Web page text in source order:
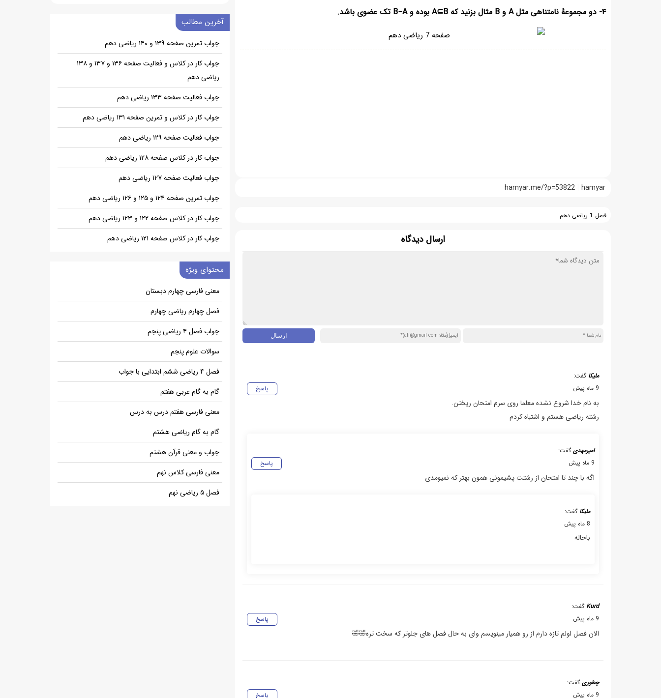
۴- دو مجموعهٔ نامتناهی مثل A و B مثال بزنید که A⊆B بوده و B−A تک عضوی باشد.
hamyar
hamyar.me/?p=53822
فصل 1 ریاضی دهم
ارسال دیدگاه
ملیکا گفت:
پاسخ
9 ماه پیش
به نام خدا شروع نشده معلما روی سرم امتحان ریختن.
رشته ریاضی هستم و اشتباه کردم
امیرمهدی گفت:
پاسخ
9 ماه پیش
اگه با چند تا امتحان از رشتت پشیمونی همون بهتر که نمیومدی
ملیکا گفت:
8 ماه پیش
باحاله
Kurd گفت:
پاسخ
9 ماه پیش
الان فصل اولم تازه دارم از رو همیار مینویسم وای به حال فصل های جلوتر که سخت تره🤣🤣
چطوری گفت:
پاسخ
9 ماه پیش
آخرین مطالب
جواب تمرین صفحه ۱۳۹ و ۱۴۰ ریاضی دهم
جواب کار در کلاس و فعالیت صفحه ۱۳۶ و ۱۳۷ و ۱۳۸
ریاضی دهم
جواب فعالیت صفحه ۱۳۳ ریاضی دهم
جواب کار در کلاس و تمرین صفحه ۱۳۱ ریاضی دهم
جواب فعالیت صفحه ۱۲۹ ریاضی دهم
جواب کار در کلاس صفحه ۱۲۸ ریاضی دهم
جواب فعالیت صفحه ۱۲۷ ریاضی دهم
جواب تمرین صفحه ۱۲۴ و ۱۲۵ و ۱۲۶ ریاضی دهم
جواب کار در کلاس صفحه ۱۲۲ و ۱۲۳ ریاضی دهم
جواب کار در کلاس صفحه ۱۲۱ ریاضی دهم
محتوای ویژه
معنی فارسی چهارم دبستان
فصل چهارم ریاضی چهارم
جواب فصل ۴ ریاضی پنجم
سوالات علوم پنجم
فصل ۴ ریاضی ششم ابتدایی با جواب
گام به گام عربی هفتم
معنی فارسی هفتم درس به درس
گام به گام ریاضی هشتم
جواب و معنی قرآن هشتم
معنی فارسی کلاس نهم
فصل ۵ ریاضی نهم